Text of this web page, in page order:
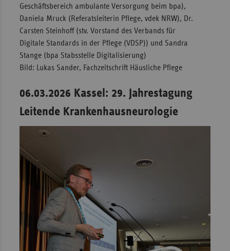
Geschäftsbereich ambulante Versorgung beim bpa),
Daniela Mruck (Referatsleiterin Pflege, vdek NRW), Dr.
Carsten Steinhoff (stv. Vorstand des Verbands für
Digitale Standards in der Pflege (VDSP)) und Sandra
Stange (bpa Stabsstelle Digitalisierung)
Bild: Lukas Sander, Fachzeitschrift Häusliche Pflege
06.03.2026 Kassel: 29. Jahrestagung
Leitende Krankenhausneurologie